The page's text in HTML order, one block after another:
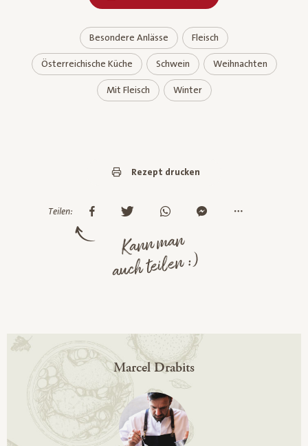
Besondere Anlässe Fleisch
Österreichische Küche Schwein Weihnachten
Mit Fleisch Winter
Rezept drucken
Teilen:
Kann man
auch teilen :)
Marcel Drabits